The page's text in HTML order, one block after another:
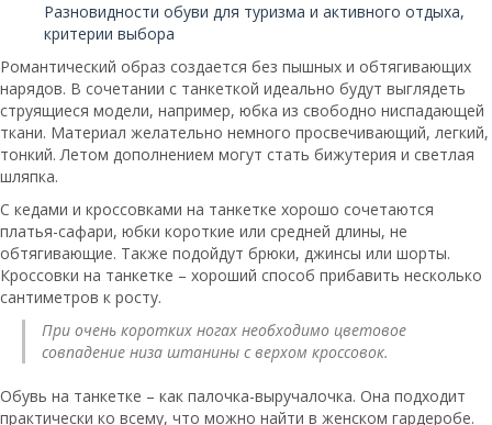
Разновидности обуви для туризма и активного отдыха,
критерии выбора
Романтический образ создается без пышных и обтягивающих
нарядов. В сочетании с танкеткой идеально будут выглядеть
струящиеся модели, например, юбка из свободно ниспадающей
ткани. Материал желательно немного просвечивающий, легкий,
тонкий. Летом дополнением могут стать бижутерия и светлая
шляпка.
С кедами и кроссовками на танкетке хорошо сочетаются
платья-сафари, юбки короткие или средней длины, не
обтягивающие. Также подойдут брюки, джинсы или шорты.
Кроссовки на танкетке – хороший способ прибавить несколько
сантиметров к росту.
При очень коротких ногах необходимо цветовое
совпадение низа штанины с верхом кроссовок.
Обувь на танкетке – как палочка-выручалочка. Она подходит
практически ко всему, что можно найти в женском гардеробе.